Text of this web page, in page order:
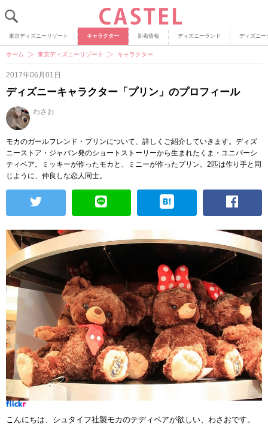
東京ディズニーリゾート キャラクター 新着情報 ディズニーランド ディズニー
ホーム 東京ディズニーリゾート キャラクター
2017年06月01日
ディズニーキャラクター「プリン」のプロフィール
わさお
モカのガールフレンド・プリンについて、詳しくご紹介していきます。ディズ
ニーストア・ジャパン発のショートストーリーから生まれたくま・ユニバーシ
ティベア。ミッキーが作ったモカと、ミニーが作ったプリン。2匹は作り手と同
じように、仲良しな恋人同士。
こんにちは、シュタイフ社製モカのテディベアが欲しい、わさおです。